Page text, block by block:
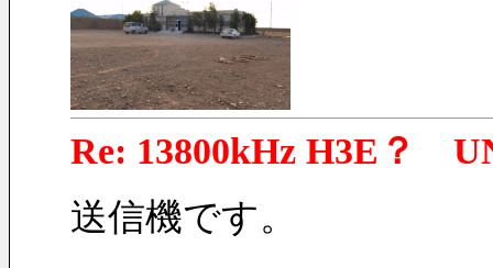
Re: 13800kHz H3E？
送信機です。